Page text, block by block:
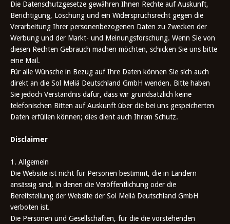
Die Datenschutzgesetze gewähren Ihnen Rechte auf Auskunft,
Berichtigung, Löschung und ein Widerspruchsrecht gegen die
Verarbeitung Ihrer personenbezogenen Daten zu Zwecken der
Werbung und der Markt- und Meinungsforschung. Wenn Sie von
diesen Rechten Gebrauch machen möchten, schicken Sie uns bitte
eine Mail.
Für alle Wünsche in Bezug auf Ihre Daten können Sie sich auch
direkt an die Sol Meliá Deutschland GmbH wenden. Bitte haben
Sie jedoch Verständnis dafür, dass wir grundsätzlich keine
telefonischen Bitten auf Auskunft über die bei uns gespeicherten
Daten erfüllen können; dies dient auch Ihrem Schutz.
Disclaimer
1. Allgemein
Die Website ist nicht für Personen bestimmt, die in Ländern
ansässig sind, in denen die Veröffentlichung oder die
Bereitstellung der Website der Sol Meliá Deutschland GmbH
verboten ist.
Die Personen und Gesellschaften, für die die vorstehenden